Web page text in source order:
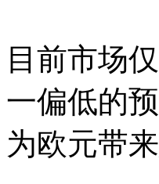
目前市场
一偏低的
为欧元带